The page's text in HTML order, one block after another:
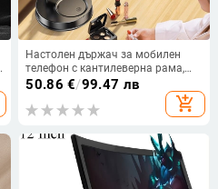
Настолен държач за мобилен
телефон с кантилеверна рама,
универсален, пластмасов,
50.86 €/99.47 лв
add_shopping_cart